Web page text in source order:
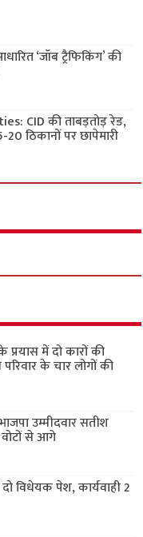
‘जॉब ट्रैफिकिंग’ की
CID की ताबड़तोड़ रेड,
ठिकानों पर छापेमारी
प्रयास में दो कारों की
के चार लोगों की
उम्मीदवार सतीश
वोटों से आगे
विधेयक पेश, कार्यवाही 2